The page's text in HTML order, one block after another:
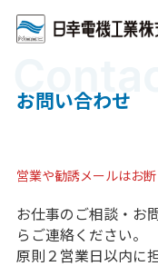
お問い合わせ
営業や勧誘メールはお
お仕事のご相談・お
らご連絡ください。
原則２営業日以内に